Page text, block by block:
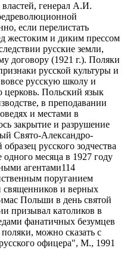
генерал А.И.
если перелистать
жестоким и диким прессом
русские земли,
договору (1921 г.). Поляки
русской культуры и
русскую школу и
церковь. Польский язык
в преподавании
и местами в
закрытие и разрушение
Свято-Александро-
русского зодчества
одного месяца в 1927 году
агентами114
поруганием
священников и верных
Польши в день святой
призывал католиков в
фанатичных безумцев
можно сказать с
офицера", М., 1991